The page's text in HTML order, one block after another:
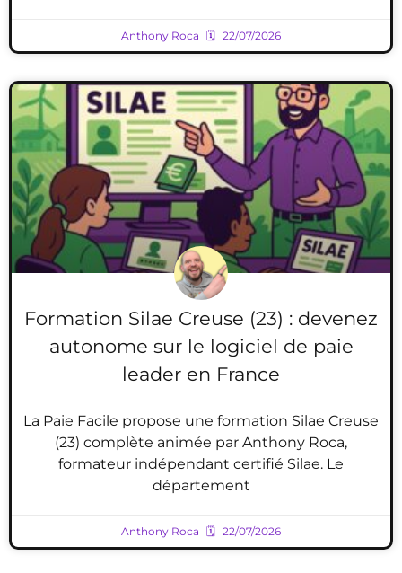
Anthony Roca 22/07/2026
Formation Silae Creuse (23) : devenez
autonome sur le logiciel de paie
leader en France
La Paie Facile propose une formation Silae Creuse
(23) complète animée par Anthony Roca,
formateur indépendant certifié Silae. Le
département
Anthony Roca 22/07/2026